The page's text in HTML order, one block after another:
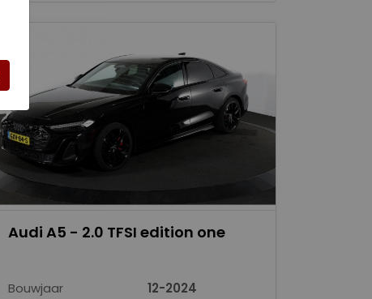
Audi A5 - 2.0 TFSI edition one
Bouwjaar
12-2024